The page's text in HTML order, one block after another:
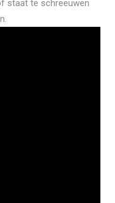
staat te schreeuwen